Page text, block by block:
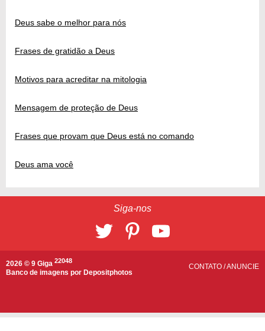
Deus sabe o melhor para nós
Frases de gratidão a Deus
Motivos para acreditar na mitologia
Mensagem de proteção de Deus
Frases que provam que Deus está no comando
Deus ama você
Siga-nos
2026 © 9 Giga 22048
Banco de imagens por Depositphotos
CONTATO /ANUNCIE